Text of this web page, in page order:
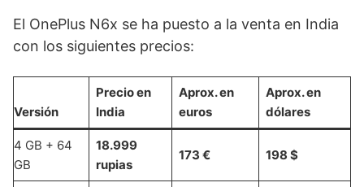
El OnePlus N6x se ha puesto a la venta en India
con los siguientes precios:
Versión
Precio en
India
Aprox. en
euros
Aprox. en
dólares
4 GB + 64
GB
18.999
rupias
173 € 198 $